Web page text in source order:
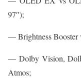
97″);
— Brightness Booster
— Dolby Vision,
Atmos;